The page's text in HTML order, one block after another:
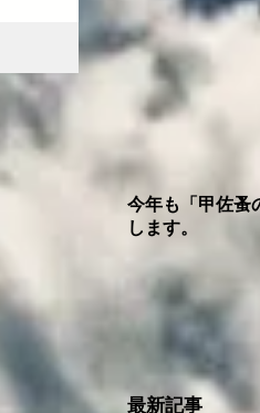
今年も「甲佐蚤
します。
最新記事